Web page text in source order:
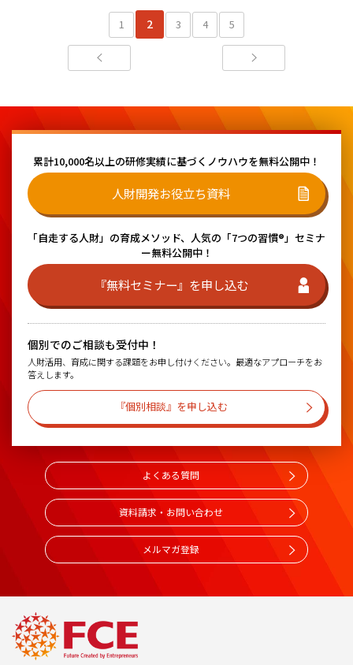
1 2 3 4 5
累計10,000名以上の研修実績に基づく ノウハウを無料公開中！
人財開発お役立ち資料
「自走する人財」の育成メソッド、 人気の「7つの習慣®」セミナ
ー無料公開中！
『無料セミナー』を申し込む
個別でのご相談も受付中！
人財活用、育成に関する課題をお申し付けください。最適なアプローチをお
答えします。
『個別相談』を申し込む
よくある質問
資料請求・お問い合わせ
メルマガ登録